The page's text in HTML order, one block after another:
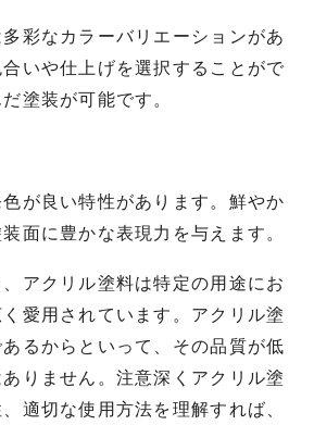
彩なカラーバリエーションがあ
いや仕上げを選択することがで
塗装が可能です。
が良い特性があります。鮮やか
面に豊かな表現力を与えます。
アクリル塗料は特定の用途にお
愛用されています。アクリル塗
るからといって、その品質が低
りません。注意深くアクリル塗
適切な使用方法を理解すれば、